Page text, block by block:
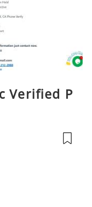
Verified P